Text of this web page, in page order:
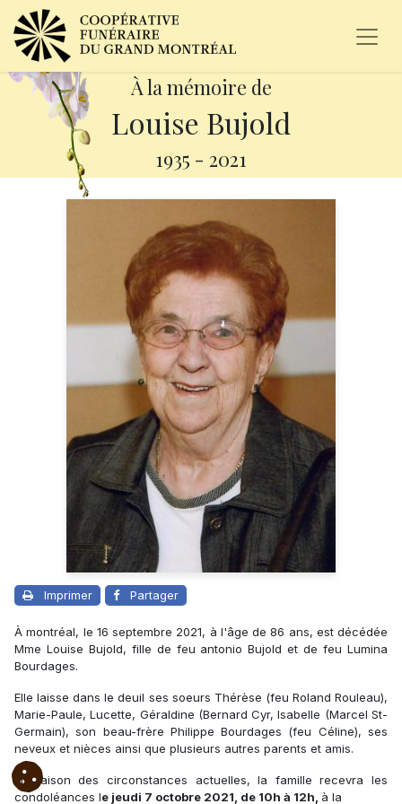
À la mémoire de
Louise Bujold
1935 - 2021
Imprimer Partager
À montréal, le 16 septembre 2021, à l'âge de 86 ans, est décédée
Mme Louise Bujold, fille de feu antonio Bujold et de feu Lumina
Bourdages.
Elle laisse dans le deuil ses soeurs Thérèse (feu Roland Rouleau),
Marie-Paule, Lucette, Géraldine (Bernard Cyr, Isabelle (Marcel St-
Germain), son beau-frère Philippe Bourdages (feu Céline), ses
neveux et nièces ainsi que plusieurs autres parents et amis.
En raison des circonstances actuelles, la famille recevra les
condoléances le jeudi 7 octobre 2021, de 10h à 12h, à la